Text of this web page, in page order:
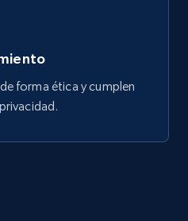
forma ética y cumplen